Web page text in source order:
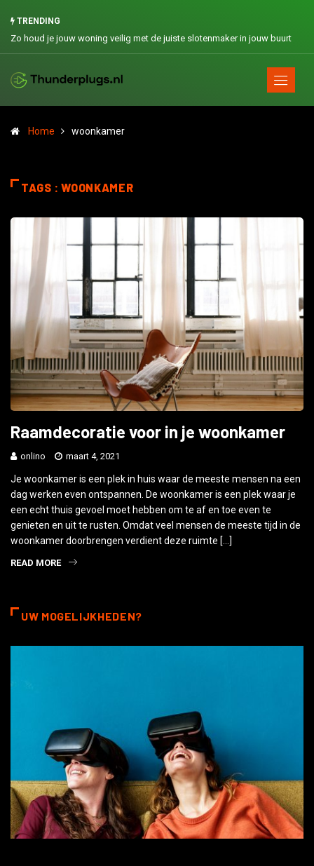
TRENDING
Zo houd je jouw woning veilig met de juiste slotenmaker in jouw buurt
Home woonkamer
TAGS : WOONKAMER
Raamdecoratie voor in je woonkamer
onlino maart 4, 2021
Je woonkamer is een plek in huis waar de meeste mensen na een
dag werken even ontspannen. De woonkamer is een plek waar je
een echt thuis gevoel moet hebben om te af en toe even te
genieten en uit te rusten. Omdat veel mensen de meeste tijd in de
woonkamer doorbrengen verdient deze ruimte […]
READ MORE
UW MOGELIJKHEDEN?